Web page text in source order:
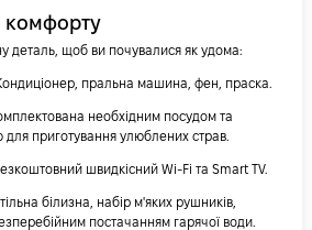
комфорту
деталь, щоб ви почувалися як удома:
пральна машина, фен, праска.
необхідним посудом та
для приготування улюблених страв.
швидкісний Wi-Fi та Smart TV.
білизна, набір м'яких рушників,
постачанням гарячої води.